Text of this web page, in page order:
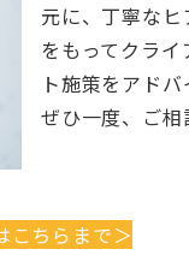
元に、丁寧な
をもってクラ
ト施策をアドバ
ぜひ一度、ご相
こちらまで＞